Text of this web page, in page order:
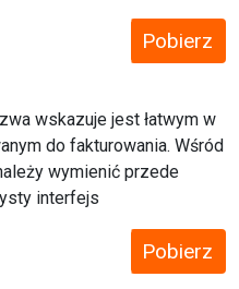
Pobierz
wskazuje jest łatwym w
do fakturowania. Wśród
wymienić przede
interfejs
Pobierz